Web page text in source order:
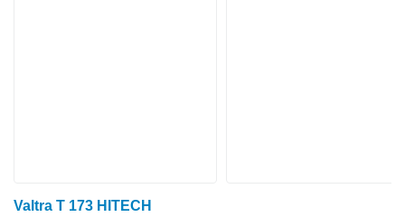
Valtra T 173 HITECH